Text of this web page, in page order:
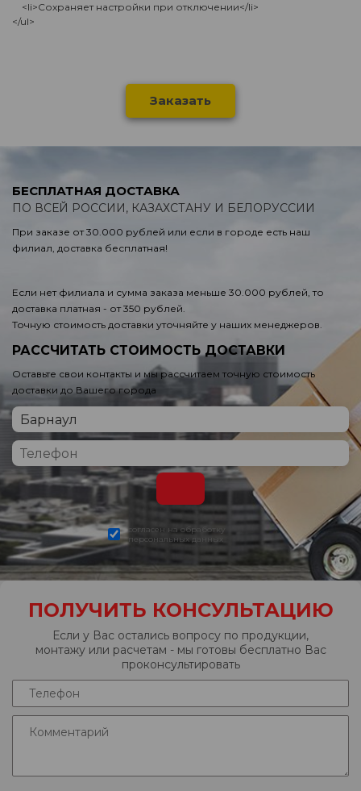
<li>Сохраняет настройки при отключении</li>
</ul>
Заказать
БЕСПЛАТНАЯ ДОСТАВКА
ПО ВСЕЙ РОССИИ, КАЗАХСТАНУ И БЕЛОРУССИИ
При заказе от 30.000 рублей или если в городе есть наш
филиал, доставка бесплатная!
Если нет филиала и сумма заказа меньше 30.000 рублей, то
доставка платная - от 350 рублей.
Точную стоимость доставки уточняйте у наших менеджеров.
РАССЧИТАТЬ СТОИМОСТЬ ДОСТАВКИ
Оставьте свои контакты и мы рассчитаем точную стоимость
доставки до Вашего города
согласен на обработку
персональных данных
ПОЛУЧИТЬ КОНСУЛЬТАЦИЮ
Если у Вас остались вопросу по продукции,
монтажу или расчетам - мы готовы бесплатно Вас
проконсультировать